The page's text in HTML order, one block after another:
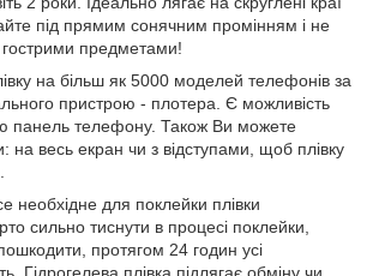
під прямим сонячним промінням і не
гострими предметами!
на більш як 5000 моделей телефонів за
пристрою - плотера. Є можливість
панель телефону. Також Ви можете
на весь екран чи з відступами, щоб плівку
необхідне для поклейки плівки
сильно тиснути в процесі поклейки,
протягом 24 годин усі
Гідрогелева плівка підлягає обміну чи